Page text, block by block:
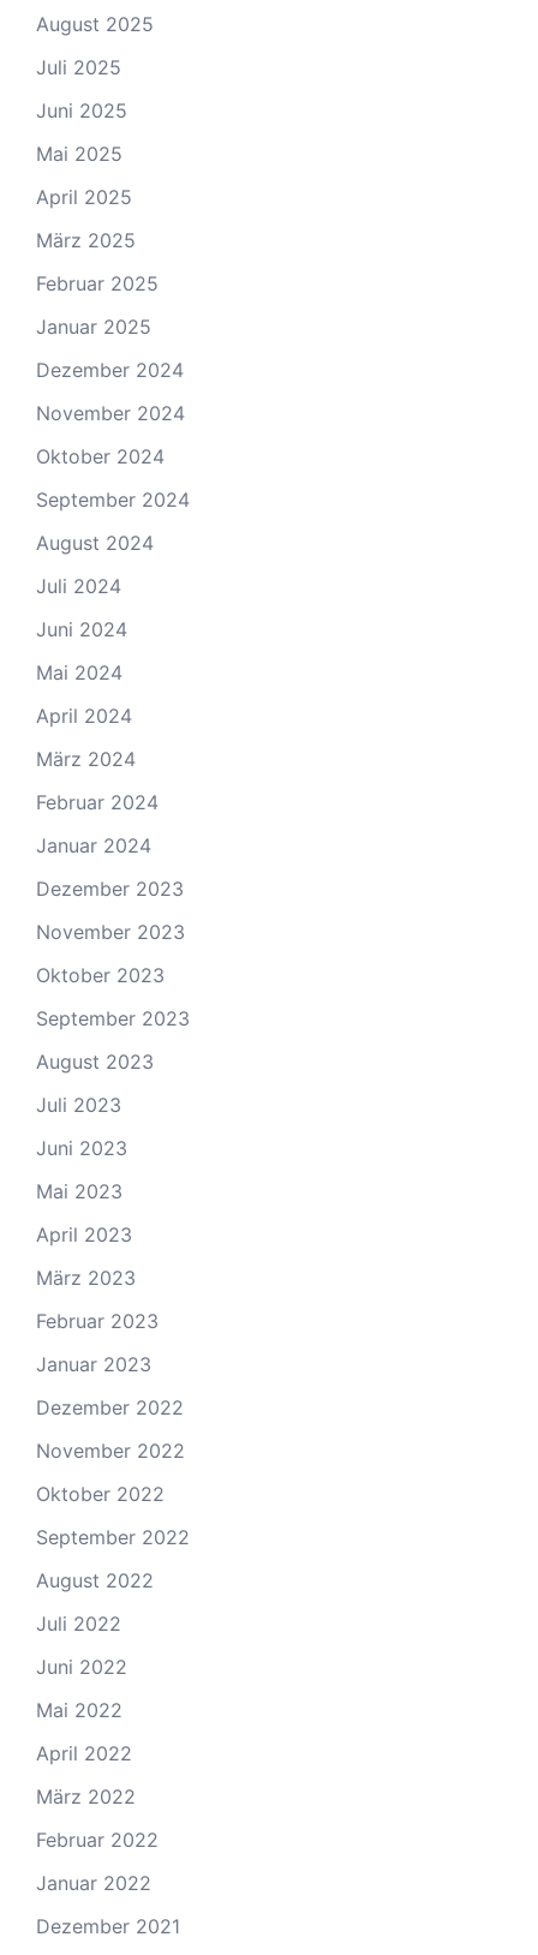
August 2025
Juli 2025
Juni 2025
Mai 2025
April 2025
März 2025
Februar 2025
Januar 2025
Dezember 2024
November 2024
Oktober 2024
September 2024
August 2024
Juli 2024
Juni 2024
Mai 2024
April 2024
März 2024
Februar 2024
Januar 2024
Dezember 2023
November 2023
Oktober 2023
September 2023
August 2023
Juli 2023
Juni 2023
Mai 2023
April 2023
März 2023
Februar 2023
Januar 2023
Dezember 2022
November 2022
Oktober 2022
September 2022
August 2022
Juli 2022
Juni 2022
Mai 2022
April 2022
März 2022
Februar 2022
Januar 2022
Dezember 2021